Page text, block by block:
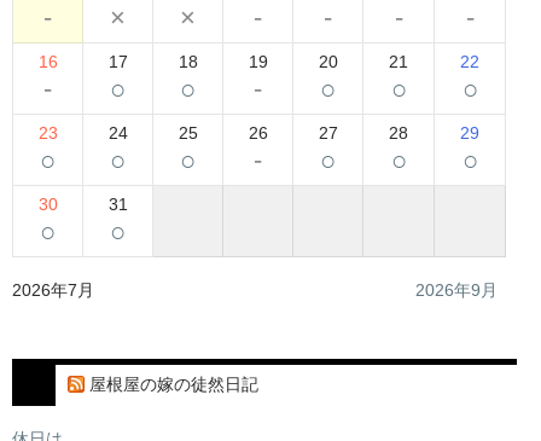
- × × - - - -
16
-
17
○
18
○
19
-
20
○
21
○
22
○
23
○
24
○
25
○
26
-
27
○
28
○
29
○
30
○
31
○
2026年7月 2026年9月
屋根屋の嫁の徒然日記